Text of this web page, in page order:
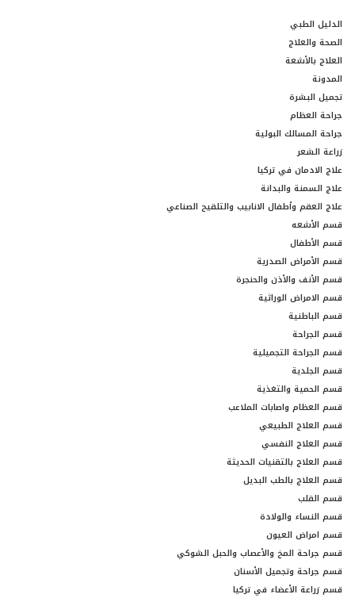
الدليل الطبي
الصحة والعلاج
العلاج بالأشعة
المدونة
تجميل البشرة
جراحة العظام
جراحة المسالك البولية
زراعة الشعر
علاج الادمان في تركيا
علاج السمنة والبدانة
علاج العقم وأطفال الانابيب والتلقيح الصناعي
قسم الأشعه
قسم الأطفال
قسم الأمراض الصدرية
قسم الأنف والأذن والحنجرة
قسم الامراض الوراثية
قسم الباطنية
قسم الجراحة
قسم الجراحة التجميلية
قسم الجلدية
قسم الحمية والتغذية
قسم العظام واصابات الملاعب
قسم العلاج الطبيعي
قسم العلاج النفسي
قسم العلاج بالتقنيات الحديثة
قسم العلاج بالطب البديل
قسم القلب
قسم النساء والولادة
قسم امراض العيون
قسم جراحة المخ والأعصاب والحبل الشوكي
قسم جراحة وتجميل الأسنان
قسم زراعة الأعضاء في تركيا